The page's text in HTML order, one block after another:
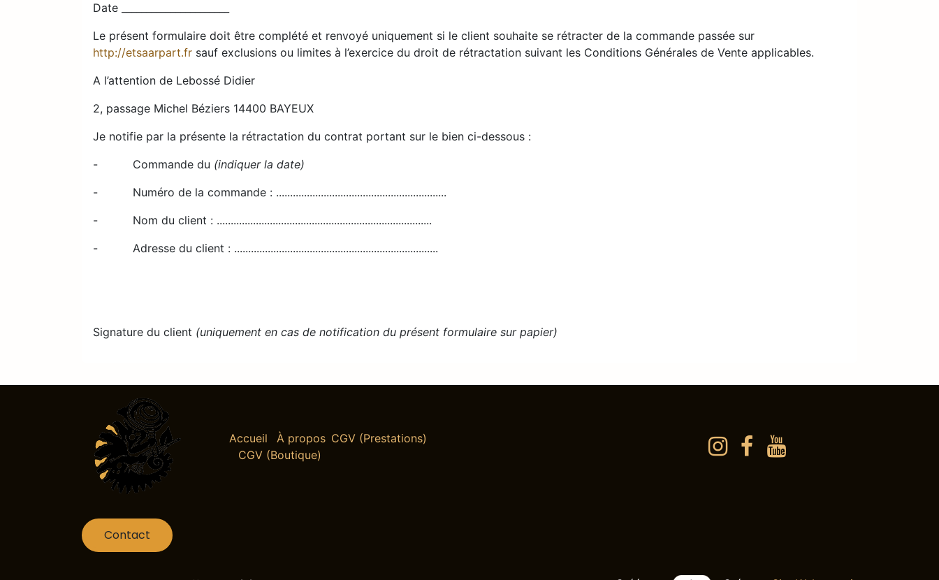
Date ______________________
Le présent formulaire doit être complété et renvoyé uniquement si le client souhaite se rétracter de la commande passée sur
http://etsaarpart.fr sauf exclusions ou limites à l’exercice du droit de rétractation suivant les Conditions Générales de Vente applicables.
A l’attention de Lebossé Didier
2, passage Michel Béziers 14400 BAYEUX
Je notifie par la présente la rétractation du contrat portant sur le bien ci-dessous :
- Commande du (indiquer la date)
- Numéro de la commande : .............................................................
- Nom du client : .............................................................................
- Adresse du client : .........................................................................
Signature du client (uniquement en cas de notification du présent formulaire sur papier)
Accueil À propos CGV (Prestations)
CGV (Boutique)
Contact